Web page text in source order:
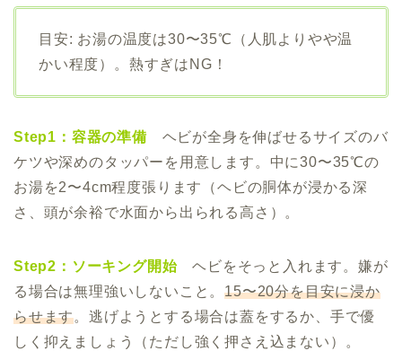
目安: お湯の温度は30〜35℃（人肌よりやや温
かい程度）。熱すぎはNG！
Step1：容器の準備 ヘビが全身を伸ばせるサイズのバ
ケツや深めのタッパーを用意します。中に30〜35℃の
お湯を2〜4cm程度張ります（ヘビの胴体が浸かる深
さ、頭が余裕で水面から出られる高さ）。
Step2：ソーキング開始ヘビをそっと入れます。嫌が
る場合は無理強いしないこと。15〜20分を目安に浸か
らせます。逃げようとする場合は蓋をするか、手で優
しく抑えましょう（ただし強く押さえ込まない）。